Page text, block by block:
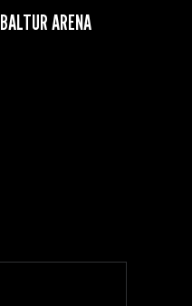
BALTUR ARENA